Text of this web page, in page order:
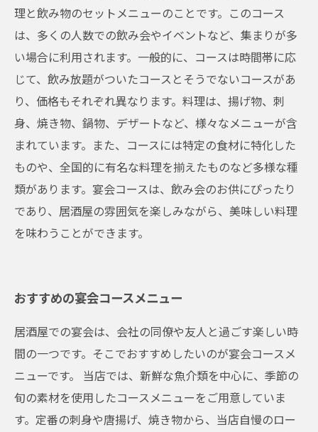
理と飲み物のセットメニューのことです。このコース
は、多くの人数での飲み会やイベントなど、集まりが多
い場合に利用されます。一般的に、コースは時間帯に応
じて、飲み放題がついたコースとそうでないコースがあ
り、価格もそれぞれ異なります。料理は、揚げ物、刺
身、焼き物、鍋物、デザートなど、様々なメニューが含
まれています。また、コースには特定の食材に特化した
ものや、全国的に有名な料理を揃えたものなど多様な種
類があります。宴会コースは、飲み会のお供にぴったり
であり、居酒屋の雰囲気を楽しみながら、美味しい料理
を味わうことができます。
おすすめの宴会コースメニュー
居酒屋での宴会は、会社の同僚や友人と過ごす楽しい時
間の一つです。そこでおすすめしたいのが宴会コースメ
ニューです。 当店では、新鮮な魚介類を中心に、季節の
旬の素材を使用したコースメニューをご用意していま
す。定番の刺身や唐揚げ、焼き物から、当店自慢のロー